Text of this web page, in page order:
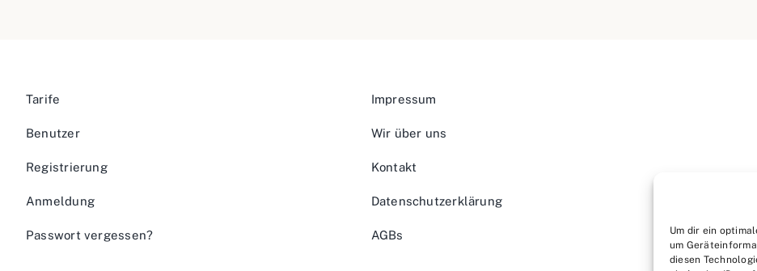
Um dir ein
um
diesen
Tarife
Benutzer
Registrierung
Anmeldung
Passwort vergessen?
Impressum
Wir über uns
Kontakt
Datenschutzerklärung
AGBs